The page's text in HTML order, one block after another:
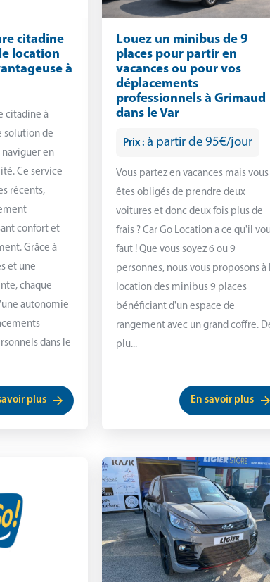
citadine
location
à
citadine à
solution de
en
Ce service
récents,
confort et
Grâce à
et une
chaque
autonomie
dans le
plus
Louez un minibus de 9
places pour partir en
vacances ou pour vos
déplacements
professionnels à Grimaud
dans le Var
Prix :à partir de 95€/jour
Vous partez en vacances mais vous
êtes obligés de prendre deux
voitures et donc deux fois plus de
frais ? Car Go Location a ce qu'il
faut ! Que vous soyez 6 ou 9
personnes, nous vous proposons à
location des minibus 9 places
bénéficiant d'un espace de
rangement avec un grand coffre.
plu...
En savoir plus